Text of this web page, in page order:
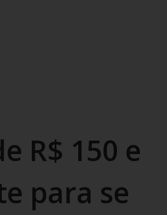
R$ 150 e
para se